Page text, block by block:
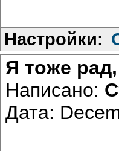
Настройки:
Я тоже
Написано:
Дата: